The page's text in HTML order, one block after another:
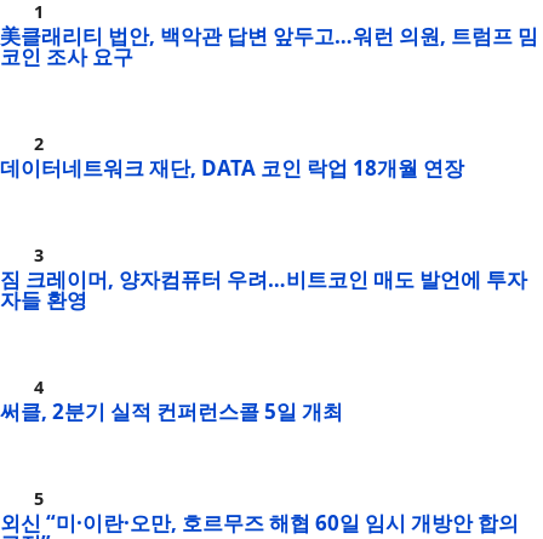
美클래리티 법안, 백악관 답변 앞두고…워런 의원, 트럼프 밈
코인 조사 요구
데이터네트워크 재단, DATA 코인 락업 18개월 연장
짐 크레이머, 양자컴퓨터 우려…비트코인 매도 발언에 투자
자들 환영
써클, 2분기 실적 컨퍼런스콜 5일 개최
외신 “미·이란·오만, 호르무즈 해협 60일 임시 개방안 합의